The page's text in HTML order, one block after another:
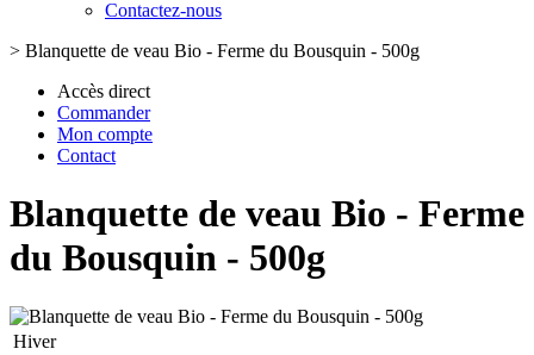
Contactez-nous
> Blanquette de veau Bio - Ferme du Bousquin - 500g
Accès direct
Commander
Mon compte
Contact
Blanquette de veau Bio - Ferme
du Bousquin - 500g
Hiver